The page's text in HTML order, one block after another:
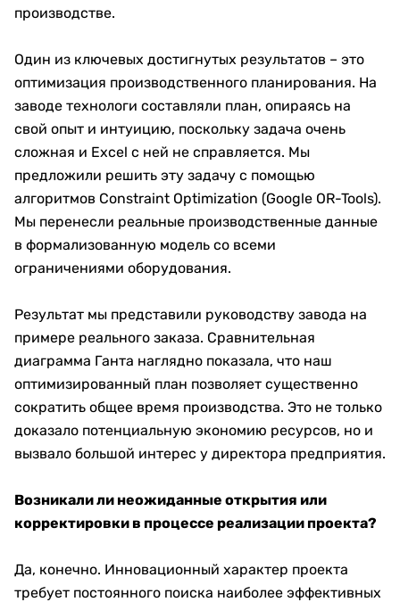
производстве.
Один из ключевых достигнутых результатов – это
оптимизация производственного планирования. На
заводе технологи составляли план, опираясь на
свой опыт и интуицию, поскольку задача очень
сложная и Excel с ней не справляется. Мы
предложили решить эту задачу с помощью
алгоритмов Constraint Optimization (Google OR-Tools).
Мы перенесли реальные производственные данные
в формализованную модель со всеми
ограничениями оборудования.
Результат мы представили руководству завода на
примере реального заказа. Сравнительная
диаграмма Ганта наглядно показала, что наш
оптимизированный план позволяет существенно
сократить общее время производства. Это не только
доказало потенциальную экономию ресурсов, но и
вызвало большой интерес у директора предприятия.
Возникали ли неожиданные открытия или
корректировки в процессе реализации проекта?
Да, конечно. Инновационный характер проекта
требует постоянного поиска наиболее эффективных